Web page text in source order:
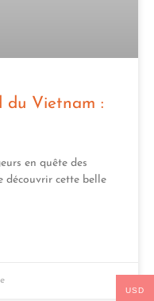
du Vietnam :
en quête des
découvrir cette belle
USD